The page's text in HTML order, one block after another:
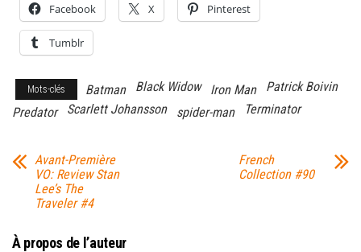
Facebook X Pinterest
Tumblr
Mots-clés Batman Black Widow Iron Man
Patrick Boivin
Predator
Scarlett Johansson spider-man Terminator
Avant-Première
VO: Review Stan
Lee’s The
Traveler #4
French
Collection #90
À propos de l’auteur